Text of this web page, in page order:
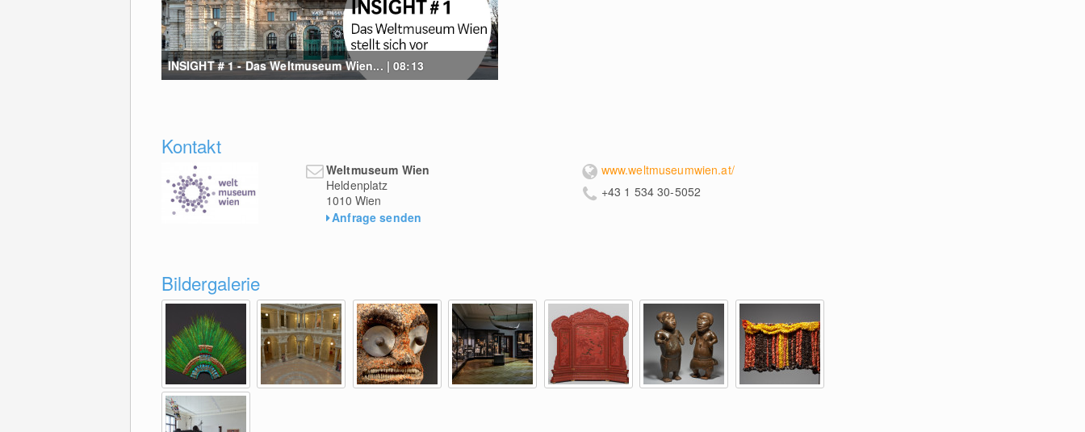
INSIGHT # 1 - Das Weltmuseum Wien... | 08:13
Kontakt
Weltmuseum Wien
Heldenplatz
1010 Wien
Anfrage senden
www.weltmuseumwien.at/
+43 1 534 30-5052
Bildergalerie